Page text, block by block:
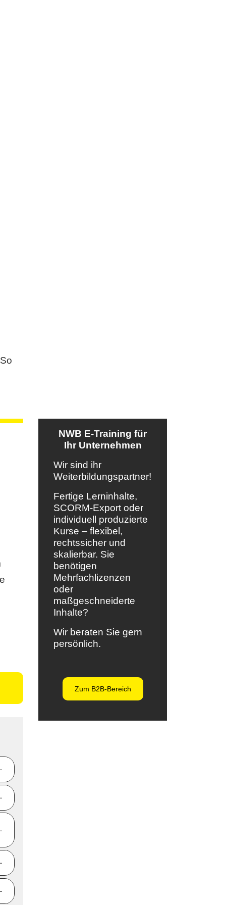
NWB E-Training für
Ihr Unternehmen
Wir sind ihr
Weiterbildungspartner!
Fertige Lerninhalte,
SCORM-Export oder
individuell produzierte
Kurse – flexibel,
rechtssicher und
skalierbar. Sie
benötigen
Mehrfachlizenzen
oder
maßgeschneiderte
Inhalte?
Wir beraten Sie gern
persönlich.
Zum B2B-Bereich